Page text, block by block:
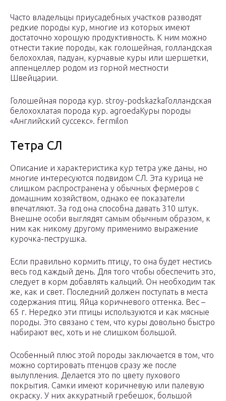
Часто владельцы приусадебных участков разводят
редкие породы кур, многие из которых имеют
достаточно хорошую продуктивность. К ним можно
отнести такие породы, как голошейная, голландская
белохохлая, падуан, курчавые куры или шершетки,
аппенцеллер родом из горной местности
Швейцарии.
Голошейная порода кур. stroy-podskazkaГолландская
белохохлатая порода кур. agroedaКуры породы
«Английский суссекс». fermilon
Тетра СЛ
Описание и характеристика кур тетра уже даны, но
многие интересуются подвидом СЛ. Эта курица не
слишком распространена у обычных фермеров с
домашним хозяйством, однако ее показатели
впечатляют. За год она способна давать 310 штук.
Внешне особи выглядят самым обычным образом, к
ним как никому другому применимо выражение
курочка-пеструшка.
Если правильно кормить птицу, то она будет нестись
весь год каждый день. Для того чтобы обеспечить это,
следует в корм добавлять кальций. Он необходим так
же, как и свет. Последний должен поступать в места
содержания птиц. Яйца коричневого оттенка. Вес –
65 г. Нередко эти птицы используются и как мясные
породы. Это связано с тем, что куры довольно быстро
набирают вес, хоть и не слишком большой.
Особенный плюс этой породы заключается в том, что
можно сортировать птенцов сразу же после
вылупления. Делается это по цвету пухового
покрытия. Самки имеют коричневую или палевую
окраску. У них аккуратный гребешок, большой